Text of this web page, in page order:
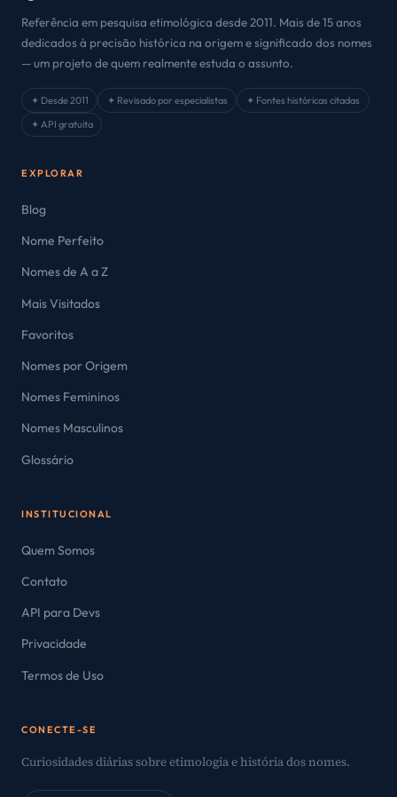
Referência em pesquisa etimológica desde 2011. Mais de 15 anos
dedicados à precisão histórica na origem e significado dos nomes
— um projeto de quem realmente estuda o assunto.
✦ Desde 2011 ✦ Revisado por especialistas
✦ Fontes históricas citadas
✦ API gratuita
EXPLORAR
Blog
Nome Perfeito
Nomes de A a Z
Mais Visitados
Favoritos
Nomes por Origem
Nomes Femininos
Nomes Masculinos
Glossário
INSTITUCIONAL
Quem Somos
Contato
API para Devs
Privacidade
Termos de Uso
CONECTE-SE
Curiosidades diárias sobre etimologia e história dos nomes.